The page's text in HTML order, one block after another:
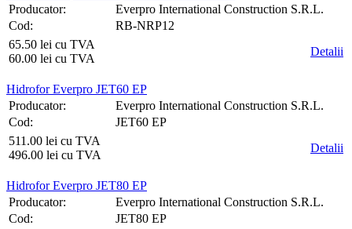
Producator:
Everpro International Construction S.R.L.
Cod:
RB-NRP12
65.50 lei cu TVA
60.00 lei cu TVA
Detalii
Hidrofor Everpro JET60 EP
Producator:
Everpro International Construction S.R.L.
Cod:
JET60 EP
511.00 lei cu TVA
496.00 lei cu TVA
Detalii
Hidrofor Everpro JET80 EP
Producator:
Everpro International Construction S.R.L.
Cod:
JET80 EP